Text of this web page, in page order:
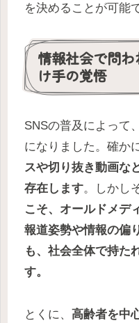
を決めることが可能
情報社会で問
け手の覚悟
SNSの普及によって
になりました。確かに
スや切り抜き動画な
存在します。しかし
こそ、オールドメデ
報道姿勢や情報の偏
も、社会全体で持た
す。
とくに、 高齢者を中